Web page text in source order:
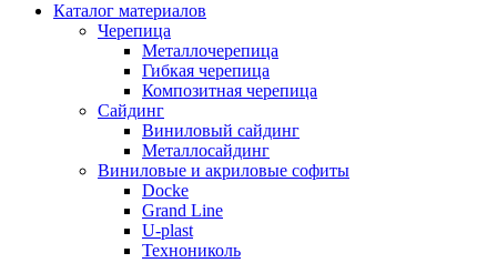
Каталог материалов
Черепица
Металлочерепица
Гибкая черепица
Композитная черепица
Сайдинг
Виниловый сайдинг
Металлосайдинг
Виниловые и акриловые софиты
Docke
Grand Line
U-plast
Технониколь